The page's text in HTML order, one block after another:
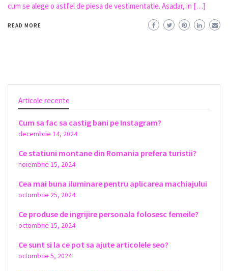
cum se alege o astfel de piesa de vestimentatie. Asadar, in […]
READ MORE
Articole recente
Cum sa fac sa castig bani pe Instagram?
decembrie 14, 2024
Ce statiuni montane din Romania prefera turistii?
noiembrie 15, 2024
Cea mai buna iluminare pentru aplicarea machiajului
octombrie 25, 2024
Ce produse de ingrijire personala folosesc femeile?
octombrie 15, 2024
Ce sunt si la ce pot sa ajute articolele seo?
octombrie 5, 2024